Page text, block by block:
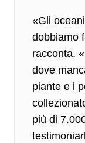
«Gli
dobbiamo
racconta.
dove
piante e i
più di